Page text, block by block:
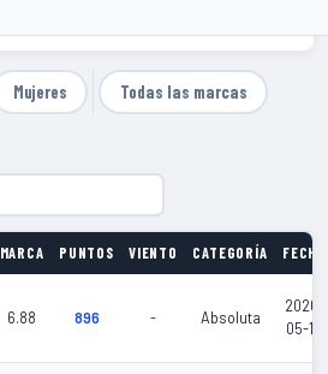
Mujeres Todas las marcas
MARCA PUNTOS VIENTO CATEGORÍA FECHA
6.88 896 - Absoluta
2026-
05-16